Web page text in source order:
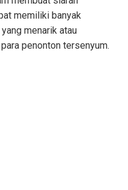
memiliki banyak
yang menarik atau
penonton tersenyum.